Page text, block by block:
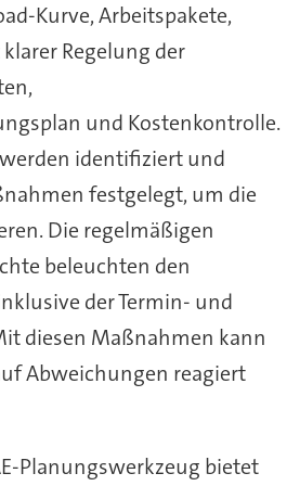
Kurve, Arbeitspakete,
Regelung der
und Kostenkontrolle.
identifiziert und
festgelegt, um die
Die regelmäßigen
beleuchten den
der Termin- und
diesen Maßnahmen kann
Abweichungen reagiert
Planungswerkzeug bietet